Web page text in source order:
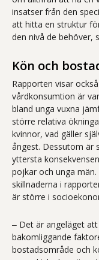
insatser från den
att hitta en struktur
den nivå de behöver,
Kön och
Rapporten visar
vårdkonsumtion är
bland unga vuxna
större relativa
kvinnor, vad gäller
ångest. Dessutom är
yttersta
pojkar och unga
skillnaderna i
är större i
‒ Det är angeläget
bakomliggande
bostadsområde och